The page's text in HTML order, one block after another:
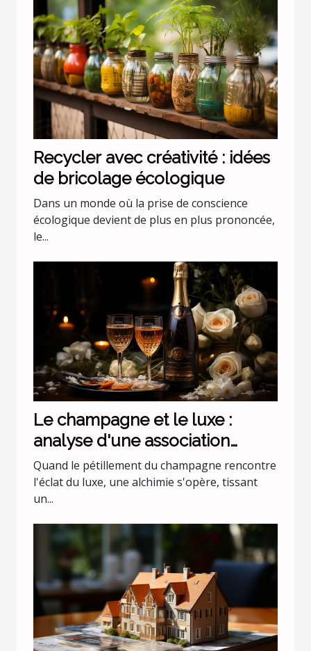
Recycler avec créativité : idées
de bricolage écologique
Dans un monde où la prise de conscience
écologique devient de plus en plus prononcée,
le...
Le champagne et le luxe :
analyse d'une association
incontournable
Quand le pétillement du champagne rencontre
l'éclat du luxe, une alchimie s'opère, tissant
un...